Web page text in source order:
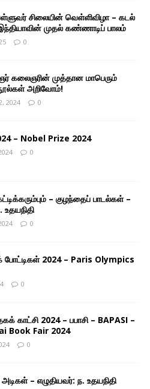
சிலையின் வெள்ளிவிழா – கடல்
முதல் கண்ணாடிப் பாலம்
0
கலைஞரின் முத்தான மாபெரும்
அறிவோம்!
2024 0
– Nobel Prize 2024
0
– குழந்தைப் பாடல்கள் –
உதயநிதி
0
போட்டிகள் 2024 – Paris Olympics
0
காட்சி 2024 – பபாசி – BAPASI –
Book Fair 2024
0
– எழுதியவர்: ந. உதயநிதி